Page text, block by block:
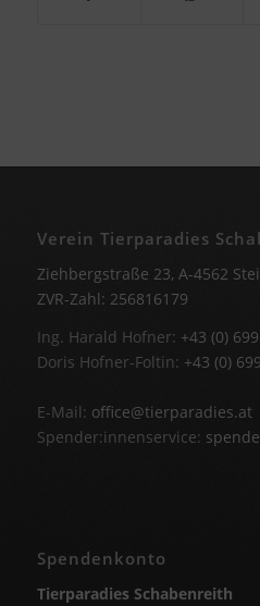
Verein Tierparadies
Ziehbergstraße 23, A-4562
ZVR-Zahl: 256816179
Ing. Harald Hofner: +43 (0)
Doris Hofner-Foltin: +43 (0)
E-Mail: office@tierparadies.at
Spender:innenservice:
Spendenkonto
Tierparadies Schabenreith